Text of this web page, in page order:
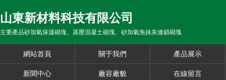
山東新材料科技有限公司
主要產品砂加氣保溫砌塊、蒸壓混凝土砌塊、砂加氣免抹灰連鎖砌塊
網站首頁 關于我們 產品展示
新聞中心 廠容廠貌 在線留言